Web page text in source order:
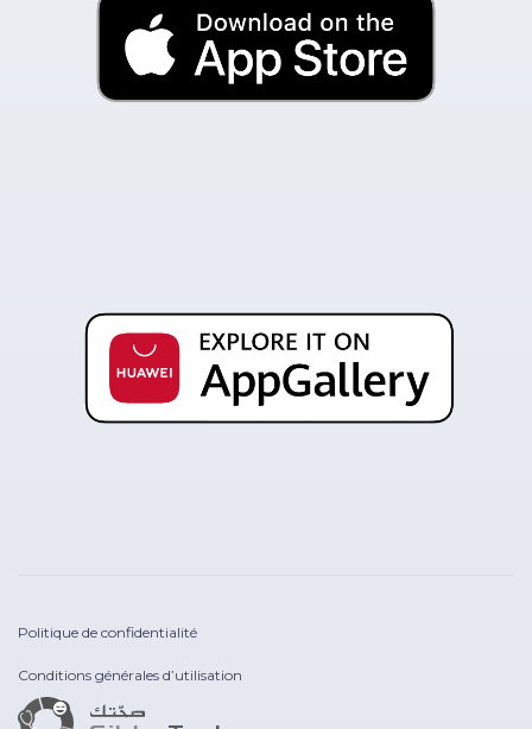
Politique de confidentialité
Conditions générales d’utilisation